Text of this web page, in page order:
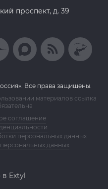
проспект, д. 39
Все права защищены.
материалов ссылка
соглашение
персональных данных
данных
Extyl